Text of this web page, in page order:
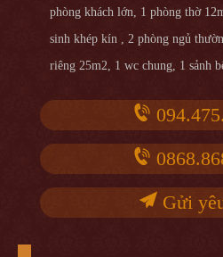
phòng khách lớn, 1 phòng thờ
sinh khép kín , 2 phòng ngủ
riêng 25m2, 1 wc chung, 1 sảnh
Gửi